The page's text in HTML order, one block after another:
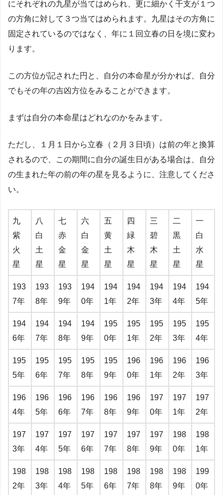
にそれぞれの九星が当てはめられ、更に細かく干支が１つ
の方角に対して３つ当てはめられます。九星はその方角に
固定されているのではなく、年に１回立春の日を境に変わ
ります。
この方位が記された円と、自分の本命星が分かれば、自分
でもその年の吉凶方位をみることができます。
まずは自分の本命星はどれなのかをみます。
ただし、１月１日から立春（２月３日頃）は前の年と換算
されるので、この期間に自分の誕生日がある場合は、自分
の生まれた年の前の年の星を見るように、注意してくださ
い。
九
紫
火
星
八
白
土
星
七
赤
金
星
六
白
金
星
五
黄
土
星
四
緑
木
星
三
碧
木
星
二
黒
土
星
一
白
水
星
193
7年
193
8年
193
9年
194
0年
194
1年
194
2年
194
3年
194
4年
194
5年
194
6年
194
7年
194
8年
194
9年
195
0年
195
1年
195
2年
195
3年
195
4年
195
5年
195
6年
195
7年
195
8年
195
9年
196
0年
196
1年
196
2年
196
3年
196
4年
196
5年
196
6年
196
7年
196
8年
196
9年
197
0年
197
1年
197
2年
197
3年
197
4年
197
5年
197
6年
197
7年
197
8年
197
9年
198
0年
198
1年
198
2年
198
3年
198
4年
198
5年
198
6年
198
7年
198
8年
198
9年
199
0年